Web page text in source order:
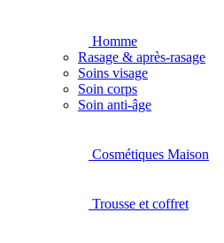
Homme
Rasage & après-rasage
Soins visage
Soin corps
Soin anti-âge
Cosmétiques Maison
Trousse et coffret